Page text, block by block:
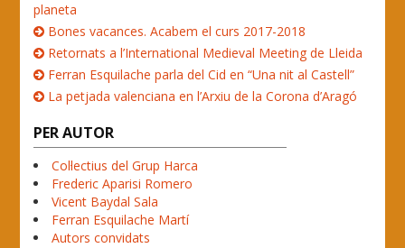
planeta
Bones vacances. Acabem el curs 2017-2018
Retornats a l’International Medieval Meeting de Lleida
Ferran Esquilache parla del Cid en “Una nit al Castell”
La petjada valenciana en l’Arxiu de la Corona d’Aragó
PER AUTOR
Col·lectius del Grup Harca
Frederic Aparisi Romero
Vicent Baydal Sala
Ferran Esquilache Martí
Autors convidats